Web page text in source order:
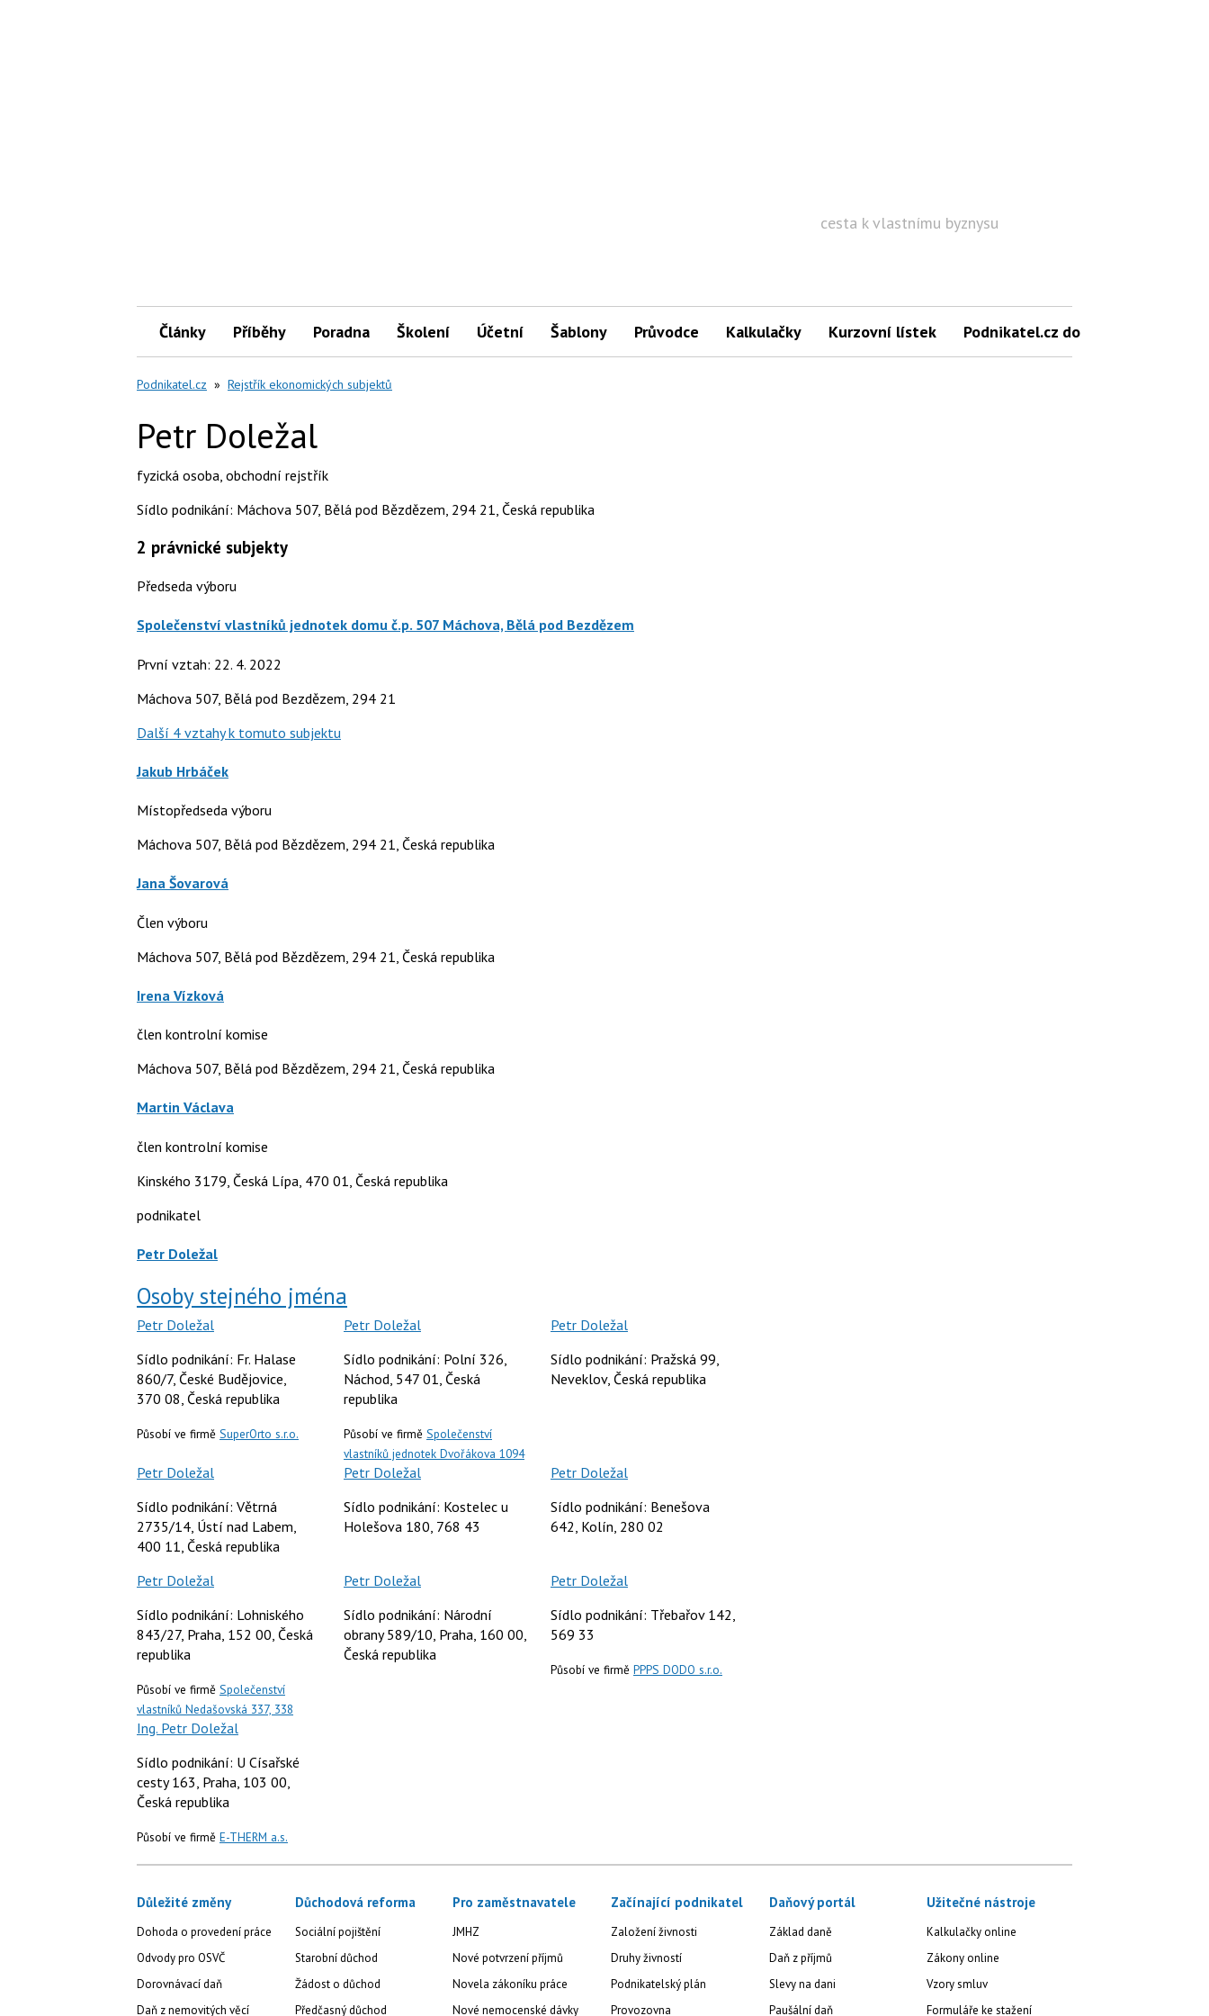
cesta k vlastnímu byznysu
Články Příběhy Poradna Školení Účetní Šablony Průvodce Kalkulačky Kurzovní lístek Podnikatel.cz do mailu
Podnikatel.cz » Rejstřík ekonomických subjektů
Petr Doležal
fyzická osoba obchodní rejstřík
Sídlo podnikání: Máchova 507, Bělá pod Bězdězem, 294 21, Česká republika
2 právnické subjekty
Předseda výboru
Společenství vlastníků jednotek domu č.p. 507 Máchova, Bělá pod Bezdězem
První vztah: 22. 4. 2022
Máchova 507, Bělá pod Bezdězem, 294 21
Další 4 vztahy k tomuto subjektu
Jakub Hrbáček
Místopředseda výboru
Máchova 507, Bělá pod Bězdězem, 294 21, Česká republika
Jana Šovarová
Člen výboru
Máchova 507, Bělá pod Bězdězem, 294 21, Česká republika
Irena Vízková
člen kontrolní komise
Máchova 507, Bělá pod Bězdězem, 294 21, Česká republika
Martin Václava
člen kontrolní komise
Kinského 3179, Česká Lípa, 470 01, Česká republika
podnikatel
Petr Doležal
Osoby stejného jména
Petr Doležal
Sídlo podnikání: Fr. Halase
860/7, České Budějovice,
370 08, Česká republika
Působí ve firmě SuperOrto s.r.o.
Petr Doležal
Sídlo podnikání: Polní 326,
Náchod, 547 01, Česká
republika
Působí ve firmě Společenství
vlastníků jednotek Dvořákova 1094
Petr Doležal
Sídlo podnikání: Pražská 99,
Neveklov, Česká republika
Petr Doležal
Sídlo podnikání: Větrná
2735/14, Ústí nad Labem,
400 11, Česká republika
Petr Doležal
Sídlo podnikání: Kostelec u
Holešova 180, 768 43
Petr Doležal
Sídlo podnikání: Benešova
642, Kolín, 280 02
Petr Doležal
Sídlo podnikání: Lohniského
843/27, Praha, 152 00, Česká
republika
Působí ve firmě Společenství
vlastníků Nedašovská 337, 338
Petr Doležal
Sídlo podnikání: Národní
obrany 589/10, Praha, 160 00,
Česká republika
Petr Doležal
Sídlo podnikání: Třebařov 142,
569 33
Působí ve firmě PPPS DODO s.r.o.
Ing. Petr Doležal
Sídlo podnikání: U Císařské
cesty 163, Praha, 103 00,
Česká republika
Působí ve firmě E-THERM a.s.
Důležité změny
Dohoda o provedení práce
Odvody pro OSVČ
Dorovnávací daň
Daň z nemovitých věcí
Důchodová reforma
Sociální pojištění
Starobní důchod
Žádost o důchod
Předčasný důchod
Pro zaměstnavatele
JMHZ
Nové potvrzení příjmů
Novela zákoníku práce
Nové nemocenské dávky
Začínající podnikatel
Založení živnosti
Druhy živností
Podnikatelský plán
Provozovna
Daňový portál
Základ daně
Daň z příjmů
Slevy na dani
Paušální daň
Užitečné nástroje
Kalkulačky online
Zákony online
Vzory smluv
Formuláře ke stažení